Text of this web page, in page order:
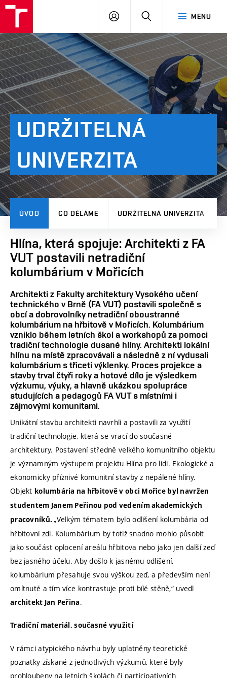
MENU
PŘIHLÁSIT
UDRŽITELNÁ
UNIVERZITA
ÚVOD CO DĚLÁME UDRŽITELNÁ UNIVERZITA
Hlína, která spojuje: Architekti z FA
VUT postavili netradiční
kolumbárium v Mořicích
Architekti z Fakulty architektury Vysokého učení
technického v Brně (FA VUT) postavili společně s
obcí a dobrovolníky netradiční oboustranné
kolumbárium na hřbitově v Mořicích. Kolumbárium
vzniklo během letních škol a workshopů za pomoci
tradiční technologie dusané hlíny. Architekti lokální
hlínu na místě zpracovávali a následně z ní vydusali
kolumbárium s třiceti výklenky. Proces projekce a
stavby trval čtyři roky a hotové dílo je výsledkem
výzkumu, výuky, a hlavně ukázkou spolupráce
studujících a pedagogů FA VUT s místními i
zájmovými komunitami.
Unikátní stavbu architekti navrhli a postavili za využití
tradiční technologie, která se vrací do současné
architektury. Postavení středně velkého komunitního objektu
je významným výstupem projektu Hlína pro lidi. Ekologické a
ekonomicky příznivé komunitní stavby z nepálené hlíny.
Objekt kolumbária na hřbitově v obci Mořice byl navržen
studentem Janem Peřinou pod vedením akademických
pracovníků.„Velkým tématem bylo odlišení kolumbária od
hřbitovní zdi. Kolumbárium by totiž snadno mohlo působit
jako součást oplocení areálu hřbitova nebo jako jen další zeď
bez jasného účelu. Aby došlo k jasnému odlišení,
kolumbárium přesahuje svou výškou zeď, a především není
omítnuté a tím více kontrastuje proti bílé stěně,“ uvedl
architekt Jan Peřina.
Tradiční materiál, současné využití
V rámci atypického návrhu byly uplatněny teoretické
poznatky získané z jednotlivých výzkumů, které byly
prohloubeny na letních školách či participativních